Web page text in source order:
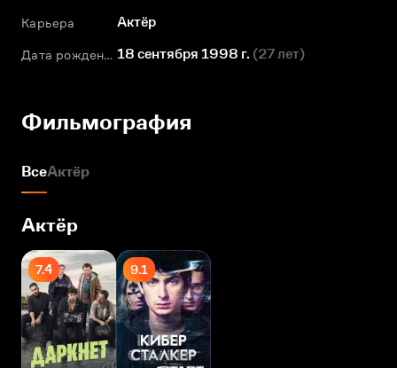
Карьера Актёр
Дата рождения 18 сентября 1998 г. (27 лет)
Фильмография
ВсеАктёр
Актёр
7.4 9.1